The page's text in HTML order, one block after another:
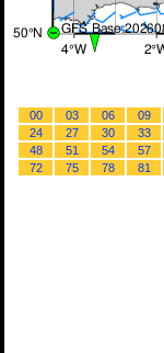
00 03 06 09
24
27 30 33
48
51 54 57
72
75 78 81